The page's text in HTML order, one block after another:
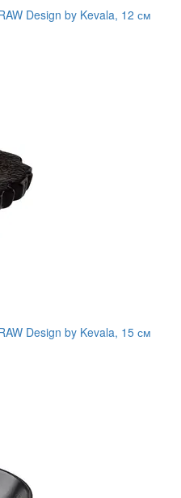
Design by Kevala, 12 см
Design by Kevala, 15 см